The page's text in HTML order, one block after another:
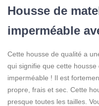
Housse de
imperméable
Cette housse de qualité a
qui signifie que cette
imperméable ! Il est
propre, frais et sec. Cette
presque toutes les tailles.